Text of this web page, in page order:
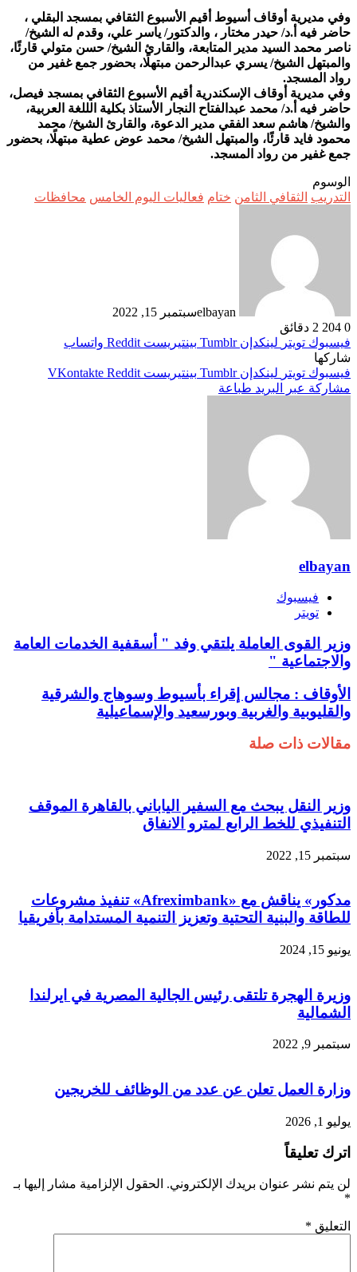
وفي مديرية أوقاف أسيوط أقيم الأسبوع الثقافي بمسجد البقلي ،
حاضر فيه أ.د/ حيدر مختار ، والدكتور/ ياسر علي، وقدم له الشيخ/
ناصر محمد السيد مدير المتابعة، والقارئ الشيخ/ حسن متولي قارئًا،
والمبتهل الشيخ/ يسري عبدالرحمن مبتهلًا، بحضور جمع غفير من
رواد المسجد.
وفي مديرية أوقاف الإسكندرية أقيم الأسبوع الثقافي بمسجد فيصل،
حاضر فيه أ.د/ محمد عبدالفتاح النجار الأستاذ بكلية الللغة العربية،
والشيخ/ هاشم سعد الفقي مدير الدعوة، والقارئ الشيخ/ محمد
محمود فايد قارئًا، والمبتهل الشيخ/ محمد عوض عطية مبتهلًا، بحضور
جمع غفير من رواد المسجد.
الوسوم
التدريب الثقافي الثامن ختام فعاليات اليوم الخامس محافظات
elbayanسبتمبر 15, 2022
0
2 دقائق
فيسبوك تويتر لينكدإن بينتيريست
واتساب
شاركها
فيسبوك تويتر لينكدإن بينتيريست
مشاركة عبر البريد طباعة
elbayan
فيسبوك
تويتر
وزير القوى العاملة يلتقي وفد " أسقفية الخدمات العامة
والاجتماعية "
الأوقاف : مجالس إقراء بأسيوط وسوهاج والشرقية
والقليوبية والغربية وبورسعيد والإسماعيلية
مقالات ذات صلة
وزير النقل يبحث مع السفير الياباني بالقاهرة الموقف
التنفيذي للخط الرابع لمترو الانفاق
سبتمبر 15, 2022
مدكور» يناقش مع «Afreximbank» تنفيذ مشروعات
للطاقة والبنية التحتية وتعزيز التنمية المستدامة بأفريقيا
يونيو 15, 2024
وزيرة الهجرة تلتقى رئيس الجالية المصرية في ايرلندا
الشمالية
سبتمبر 9, 2022
وزارة العمل تعلن عن عدد من الوظائف للخريجين
يوليو 1, 2026
اترك تعليقاً
لن يتم نشر عنوان بريدك الإلكتروني. الحقول الإلزامية مشار إليها بـ
*
التعليق *